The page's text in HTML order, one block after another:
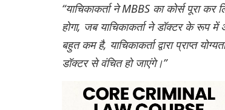
“याचिकाकर्ता ने MBBS का कोर्स पूरा कर
होगा, जब याचिकाकर्ता ने डॉक्टर के रूप
बहुत कम है, याचिकाकर्ता द्वारा प्राप्त
डॉक्टर से वंचित हो जाएंगे।”